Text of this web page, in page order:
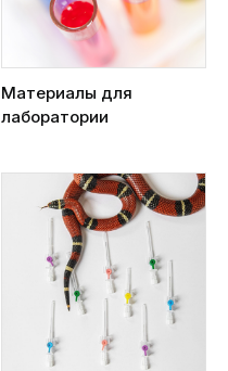
Материалы для
лаборатории